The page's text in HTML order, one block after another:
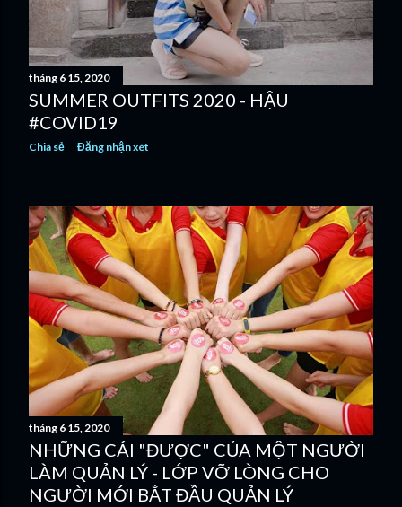
tháng 6 15, 2020
SUMMER OUTFITS 2020 - HẬU
#COVID19
Chia sẻ Đăng nhận xét
tháng 6 15, 2020
NHỮNG CÁI "ĐƯỢC" CỦA MỘT NGƯỜI
LÀM QUẢN LÝ - LỚP VỠ LÒNG CHO
NGƯỜI MỚI BẮT ĐẦU QUẢN LÝ